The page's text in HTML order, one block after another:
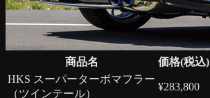
商品名
価格(税込)
HKS スーパーターボマフラー
（ツインテール）
¥283,800